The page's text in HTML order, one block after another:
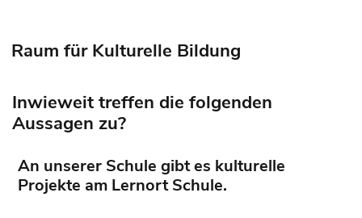
Raum für Kulturelle Bildung
Inwieweit treffen die folgenden
Aussagen zu?
An unserer Schule gibt es kulturelle
Projekte am Lernort Schule.